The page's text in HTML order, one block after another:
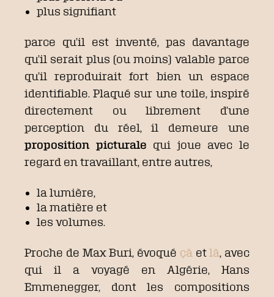
plus signifiant
parce qu’il est inventé, pas davantage
qu’il serait plus (ou moins) valable parce
qu’il reproduirait fort bien un espace
identifiable. Plaqué sur une toile, inspiré
directement ou librement d’une
perception du réel, il demeure une
proposition picturale qui joue avec le
regard en travaillant, entre autres,
la lumière,
la matière et
les volumes.
Proche de Max Buri, évoqué çà etlà, avec
qui il a voyagé en Algérie, Hans
Emmenegger, dont les compositions